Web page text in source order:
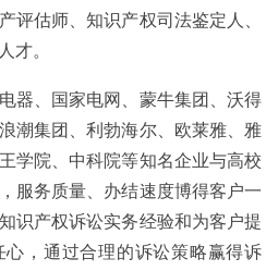
评估师、知识产权司法鉴定人、
才。
器、国家电网、蒙牛集团、沃得
潮集团、利勃海尔、欧莱雅、雅
学院、中科院等知名企业与高校
服务质量、办结速度博得客户一
识产权诉讼实务经验和为客户提
，通过合理的诉讼策略赢得诉